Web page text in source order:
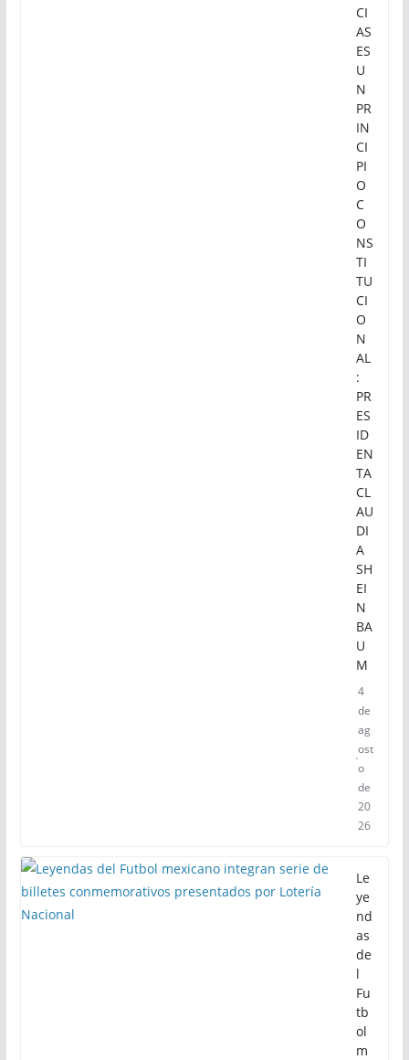
CI
AS
ES
U
N
PR
IN
CI
PI
O
C
O
NS
TI
TU
CI
O
N
AL
:
PR
ES
ID
EN
TA
CL
AU
DI
A
SH
EI
N
BA
U
M
4
de
ag
ost
o
de
20
26
Le
ye
nd
as
de
l
Fu
tb
ol
m